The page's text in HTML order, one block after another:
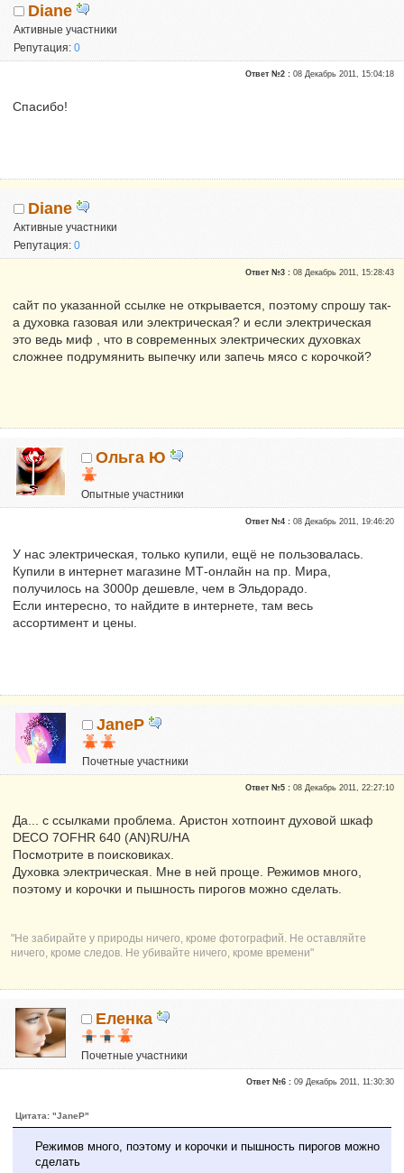
Diane
Активные участники
Репутация:0
Ответ №2 :08 Декабрь 2011, 15:04:18
Спасибо!
Diane
Активные участники
Репутация:0
Ответ №3 :08 Декабрь 2011, 15:28:43
сайт по указанной ссылке не открывается, поэтому спрошу так-
а духовка газовая или электрическая? и если электрическая
это ведь миф , что в современных электрических духовках
сложнее подрумянить выпечку или запечь мясо с корочкой?
Ольга Ю
Опытные участники
Ответ №4 :08 Декабрь 2011, 19:46:20
У нас электрическая, только купили, ещё не пользовалась.
Купили в интернет магазине МТ-онлайн на пр. Мира,
получилось на 3000р дешевле, чем в Эльдорадо.
Если интересно, то найдите в интернете, там весь
ассортимент и цены.
JaneP
Почетные участники
Сказали "Спасибо": 10
Ответ №5 :08 Декабрь 2011, 22:27:10
Да... с ссылками проблема. Аристон хотпоинт духовой шкаф
DECO 7OFHR 640 (AN)RU/HA
Посмотрите в поисковиках.
Духовка электрическая. Мне в ней проще. Режимов много,
поэтому и корочки и пышность пирогов можно сделать.
"Не забирайте у природы ничего, кроме фотографий. Не оставляйте
ничего, кроме следов. Не убивайте ничего, кроме времени"
Еленка
Почетные участники
Ответ №6 :09 Декабрь 2011, 11:30:30
Цитата: "JaneP"
Режимов много, поэтому и корочки и пышность пирогов можно
сделать